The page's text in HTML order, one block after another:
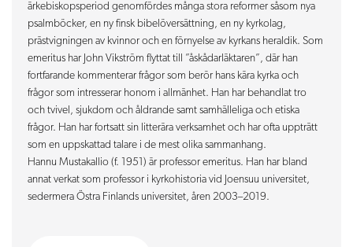
ärkebiskopsperiod genomfördes många stora reformer såsom nya
psalmböcker, en ny finsk bibelöversättning, en ny kyrkolag,
prästvigningen av kvinnor och en förnyelse av kyrkans heraldik. Som
emeritus har John Vikström flyttat till ”åskådarläktaren”, där han
fortfarande kommenterar frågor som berör hans kära kyrka och
frågor som intresserar honom i allmänhet. Han har behandlat tro
och tvivel, sjukdom och åldrande samt samhälleliga och etiska
frågor. Han har fortsatt sin litterära verksamhet och har ofta uppträtt
som en uppskattad talare i de mest olika sammanhang.
Hannu Mustakallio (f. 1951) är professor emeritus. Han har bland
annat verkat som professor i kyrkohistoria vid Joensuu universitet,
sedermera Östra Finlands universitet, åren 2003–2019.